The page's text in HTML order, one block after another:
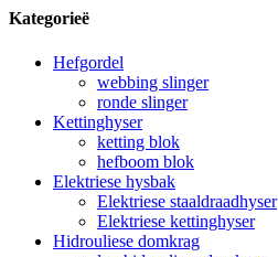
Kategorieë
Hefgordel
webbing slinger
ronde slinger
Kettinghyser
ketting blok
hefboom blok
Elektriese hysbak
Elektriese staaldraadhyser
Elektriese kettinghyser
Hidrouliese domkrag